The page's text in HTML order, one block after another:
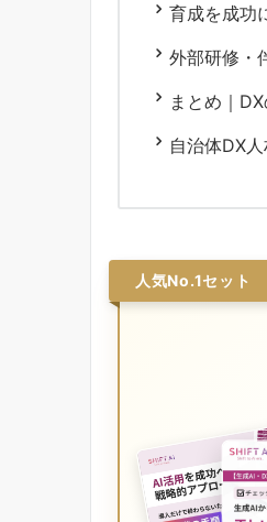
育成を成功
外部研修・
まとめ｜
自治体DX
人気No.1セット